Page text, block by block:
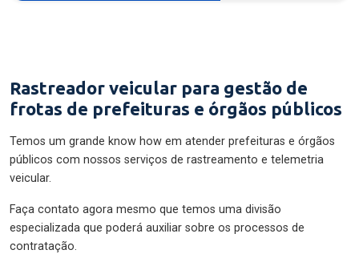
Rastreador veicular para gestão de
frotas de prefeituras e órgãos públicos
Temos um grande know how em atender prefeituras e órgãos
públicos com nossos serviços de rastreamento e telemetria
veicular.
Faça contato agora mesmo que temos uma divisão
especializada que poderá auxiliar sobre os processos de
contratação.